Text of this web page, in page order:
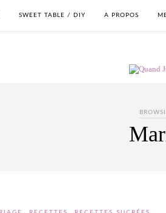
SWEET TABLE / DIY A PROPOS